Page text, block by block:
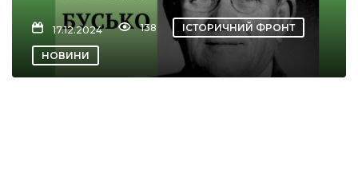
сектор
17.12.2024 138 ІСТОРИЧНИЙ ФРОНТ
НОВИНИ